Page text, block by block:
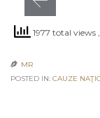
1977 total views
 MR
POSTED IN: CAUZE